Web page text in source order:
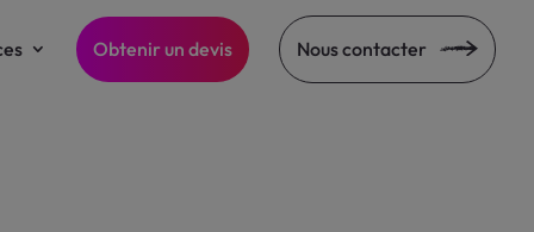
Obtenir un devis Nous contacter